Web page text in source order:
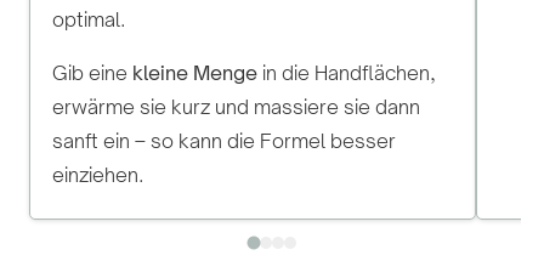
optimal.
Gib eine kleine Menge in die Handflächen,
erwärme sie kurz und massiere sie dann
sanft ein – so kann die Formel besser
einziehen.